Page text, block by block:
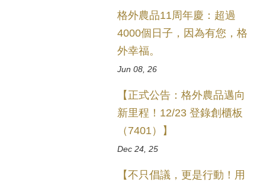
格外農品11周年慶：超過
4000個日子，因為有您，格
外幸福。
Jun 08, 26
【正式公告：格外農品邁向
新里程！12/23 登錄創櫃板
（7401）】
Dec 24, 25
【不只倡議，更是行動！用